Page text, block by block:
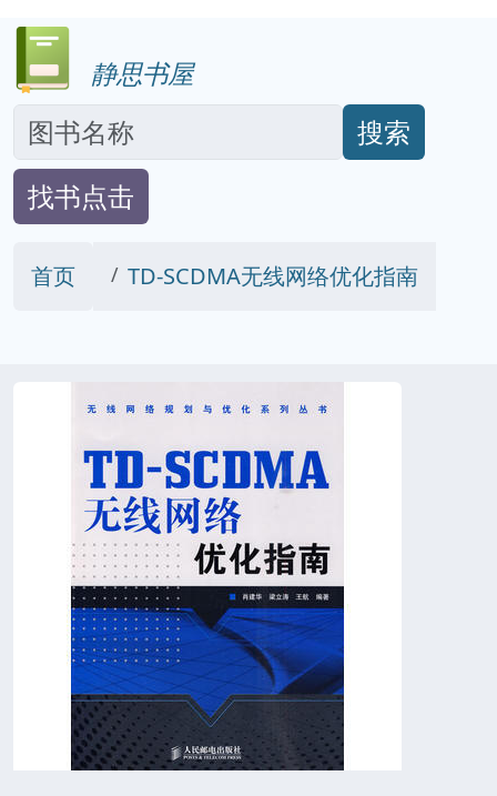
静思书屋
搜索
找书点击
首页 TD-SCDMA无线网络优化指南